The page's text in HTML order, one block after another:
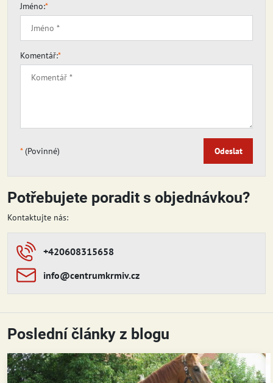
Jméno:*
Komentář:*
*(Povinné) Odeslat
Potřebujete poradit s objednávkou?
Kontaktujte nás:
+420608315658
info​​@centrumkrmiv​​.cz
Poslední články z blogu